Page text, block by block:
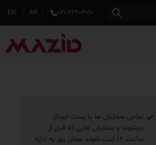
۰۲۱-۲۲۲۰۳۰۶۰ AR
EN
تمامی سفارش ها با پست ارسال
میشوند و سفارش هایی که قبل از
ساعت ۱۲ ثبت شوند همان روز به اداره